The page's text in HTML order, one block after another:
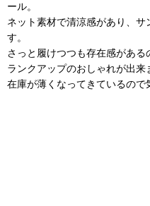
ール。
ネット素材で清涼感があり、
す。
さっと履けつつも存在感があ
ランクアップのおしゃれが出来
在庫が薄くなってきているので